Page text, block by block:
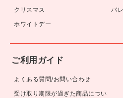
クリスマス
バ
ホワイトデー
ご利用ガイド
よくある質問/お問い合わせ
受け取り期限が過ぎた商品につい